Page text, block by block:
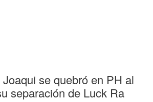
se quebró en PH al
separación de Luck Ra